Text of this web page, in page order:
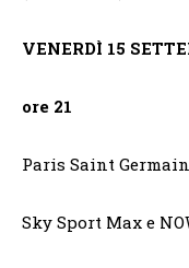
VENERDÌ 15
ore 21
Paris Saint
Sky Sport Max e